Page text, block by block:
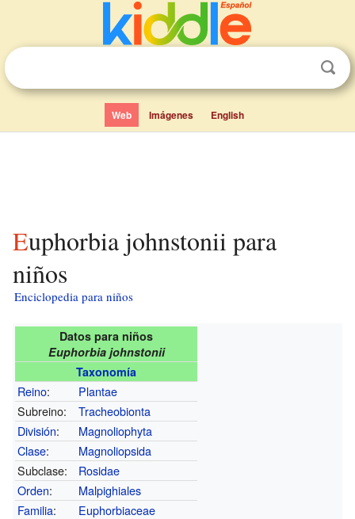
Web Imágenes English
Euphorbia johnstonii para
niños
Enciclopedia para niños
Datos para niños
Euphorbia johnstonii
Taxonomía
Reino:
Plantae
Subreino:
Tracheobionta
División:
Magnoliophyta
Clase:
Magnoliopsida
Subclase:
Rosidae
Orden:
Malpighiales
Familia:
Euphorbiaceae